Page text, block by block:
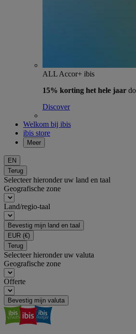
ALL Accor+ ibis
15% korting het hele jaar
Discover
Welkom bij ibis
ibis store
Meer
EN
Terug
Selecteer hieronder uw land en taal
Geografische zone
Land/regio-taal
Bevestig mijn land en taal
EUR (€)
Terug
Selecteer hieronder uw valuta
Geografische zone
Offerte
Bevestig mijn valuta